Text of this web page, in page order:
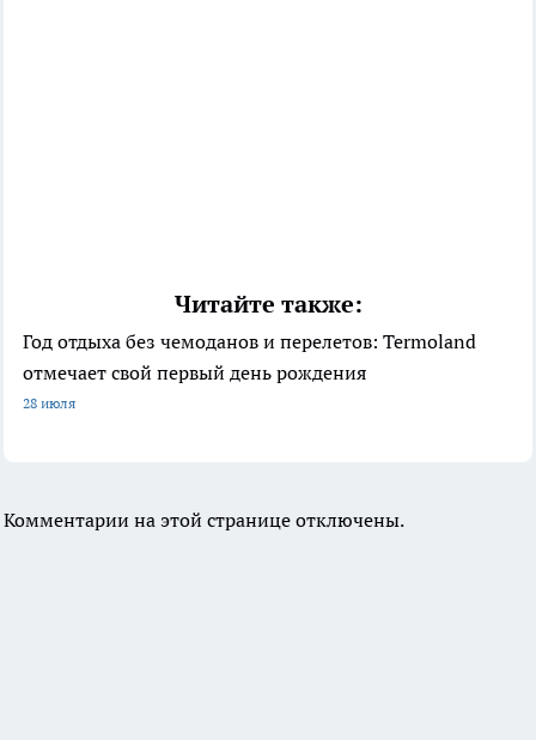
Читайте также:
Год отдыха без чемоданов и перелетов: Termoland
отмечает свой первый день рождения
28 июля
Комментарии на этой странице отключены.